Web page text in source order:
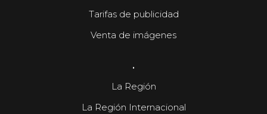
Tarifas de publicidad
Venta de imágenes
.
La Región
La Región Internacional